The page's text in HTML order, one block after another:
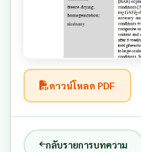
ดาวน์โหลด PDF
กลับรายการบทความ